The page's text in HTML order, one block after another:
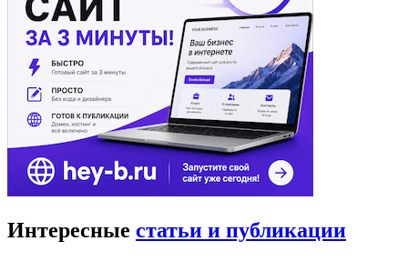
Интересные статьи и публикации